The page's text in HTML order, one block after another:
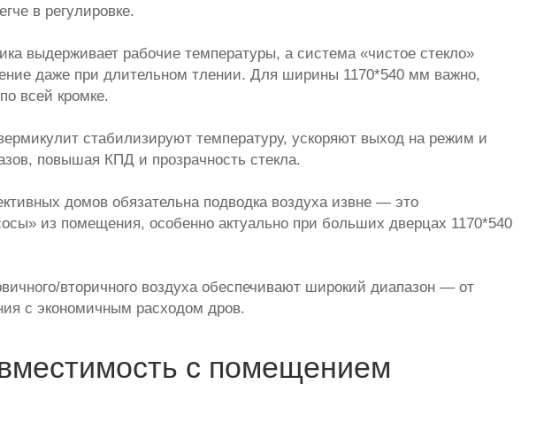
в регулировке.
выдерживает рабочие температуры, а система «чистое стекло»
даже при длительном тлении. Для ширины 1170*540 мм важно,
всей кромке.
стабилизируют температуру, ускоряют выход на режим и
повышая КПД и прозрачность стекла.
домов обязательна подводка воздуха извне — это
из помещения, особенно актуально при больших дверцах 1170*540
вторичного воздуха обеспечивают широкий диапазон — от
с экономичным расходом дров.
с помещением